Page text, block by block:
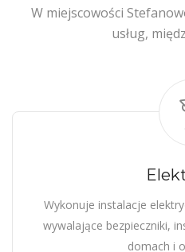
W miejscowości
usług,
Wykonuje instalacje
wywalające bezpieczniki,
domach i